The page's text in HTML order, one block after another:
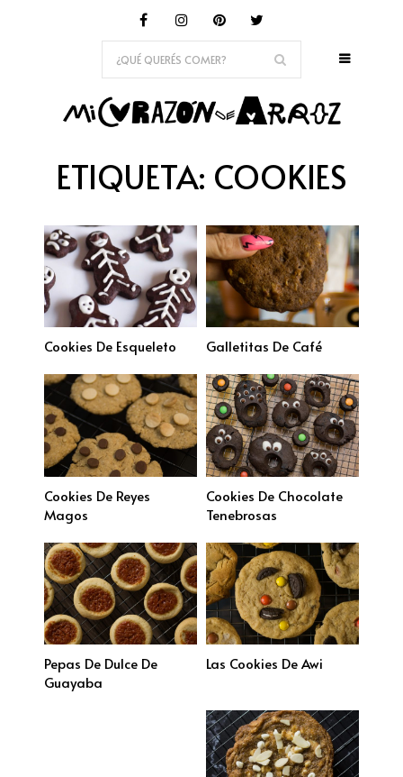
ETIQUETA: COOKIES
Cookies De Esqueleto Galletitas De Café
Cookies De Reyes
Magos
Cookies De Chocolate
Tenebrosas
Pepas De Dulce De
Guayaba
Las Cookies De Awi